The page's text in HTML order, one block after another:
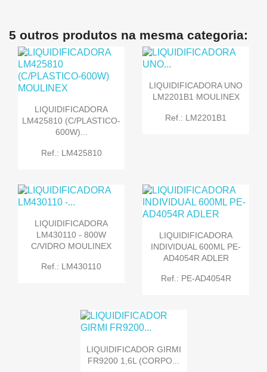
5 outros produtos na mesma categoria:
LIQUIDIFICADORA
LM425810 (C/PLASTICO-
600W)...
Ref.: LM425810
LIQUIDIFICADORA UNO
LM2201B1 MOULINEX
Ref.: LM2201B1
LIQUIDIFICADORA
LM430110 - 800W
C/VIDRO MOULINEX
Ref.: LM430110
LIQUIDIFICADORA
INDIVIDUAL 600ML PE-
AD4054R ADLER
Ref.: PE-AD4054R
LIQUIDIFICADOR GIRMI
FR9200 1,6L (CORPO...